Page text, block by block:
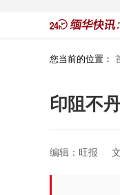
缅甸大其力市警方开
您当前的位置：
印阻不
编辑：旺报